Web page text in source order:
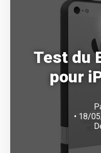
Test du
pour
• 18/